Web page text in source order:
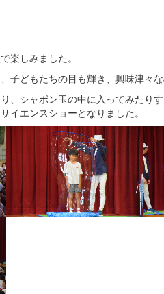
楽しみました。
どもたちの目も輝き、興味津々な
、シャボン玉の中に入ってみたり
イエンスショーとなりました。